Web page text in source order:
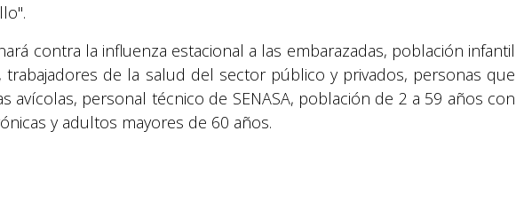
contra la influenza estacional a las embarazadas, población infantil
trabajadores de la salud del sector público y privados, personas que
avícolas, personal técnico de SENASA, población de 2 a 59 años con
y adultos mayores de 60 años.
los derechos reservados.